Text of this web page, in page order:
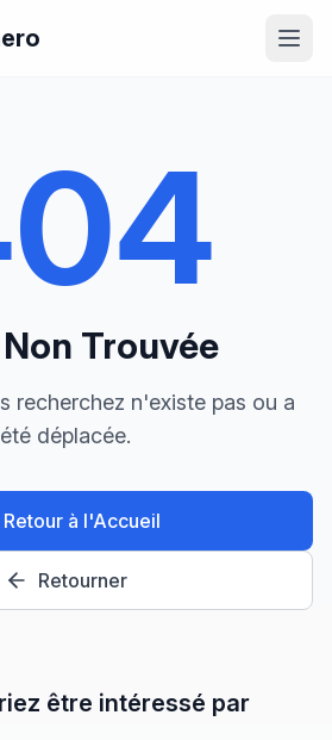
Trouvée
recherchez n'existe pas ou a
été déplacée.
Retour à l'Accueil
Retourner
être intéressé par